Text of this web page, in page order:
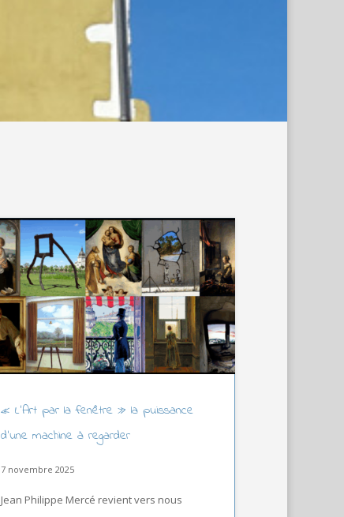
« L’Art par la fenêtre » la puissance
d’une machine à regarder
7 novembre 2025
Jean Philippe Mercé revient vers nous